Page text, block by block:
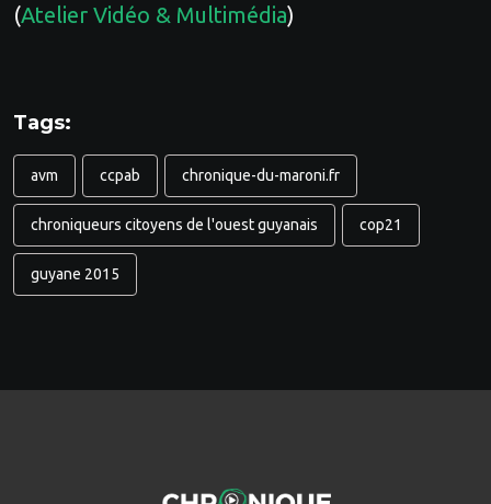
(Atelier Vidéo & Multimédia)
Tags:
avm ccpab chronique-du-maroni.fr
chroniqueurs citoyens de l'ouest guyanais cop21
guyane 2015